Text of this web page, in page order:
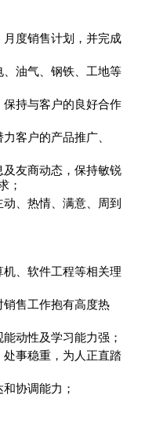
度销售计划，并完成
油气、钢铁、工地等
持与客户的良好合作
客户的产品推广、
友商动态，保持敏锐
；
、热情、满意、周到
、软件工程等相关理
售工作抱有高度热
动性及学习能力强；
事稳重，为人正直踏
协调能力；